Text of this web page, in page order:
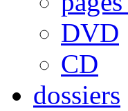
DVD
CD
dossiers